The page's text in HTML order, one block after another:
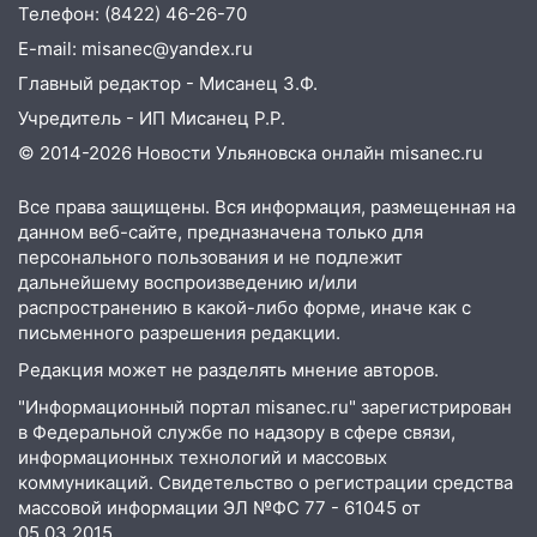
06.08.2026
23:20 Прогноз погоды на 7 августа в
Ульяновской области
20:04 Ульяновцев приглашают на забег,
посвящённый Дню воздушного флота
19:12 В Ульяновской области
руководителя частной компании
наказали за сокрытие прошлого своего
сотрудник
18:02 В Ульяновск едут звезды
баскетбола!
17:08 Ульяновский областной суд
оставил в силе приговор руководству
«УльяновскФармации» за махинации на
3,2 млн рублей
Телефон: (8422) 46-26-70
E-mail: misanec@yandex.ru
Главный редактор - Мисанец З.Ф.
Учредитель - ИП Мисанец Р.Р.
© 2014-2026 Новости Ульяновска онлайн misanec.ru
Все права защищены. Вся информация, размещенная на
данном веб-сайте, предназначена только для
персонального пользования и не подлежит
дальнейшему воспроизведению и/или
распространению в какой-либо форме, иначе как с
письменного разрешения редакции.
Редакция может не разделять мнение авторов.
"Информационный портал misanec.ru" зарегистрирован
в Федеральной службе по надзору в сфере связи,
информационных технологий и массовых
коммуникаций. Свидетельство о регистрации средства
массовой информации ЭЛ №ФС 77 - 61045 от